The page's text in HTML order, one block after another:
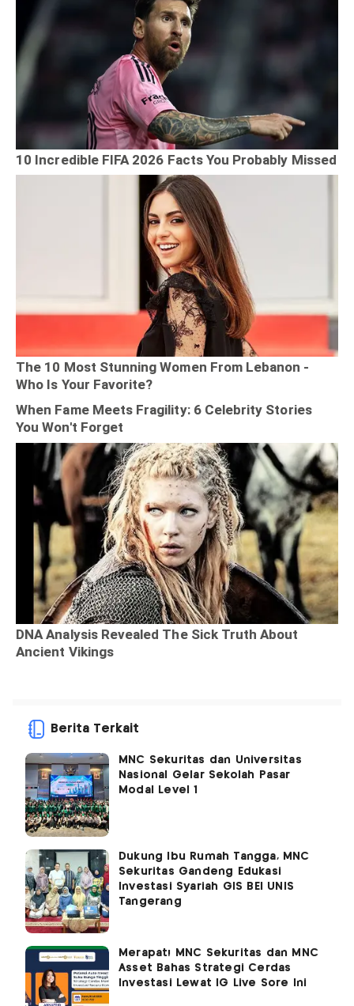
Berita Terkait
MNC Sekuritas dan Universitas
Nasional Gelar Sekolah Pasar
Modal Level 1
Dukung Ibu Rumah Tangga, MNC
Sekuritas Gandeng Edukasi
Investasi Syariah GIS BEI UNIS
Tangerang
Merapat! MNC Sekuritas dan MNC
Asset Bahas Strategi Cerdas
Investasi Lewat IG Live Sore Ini